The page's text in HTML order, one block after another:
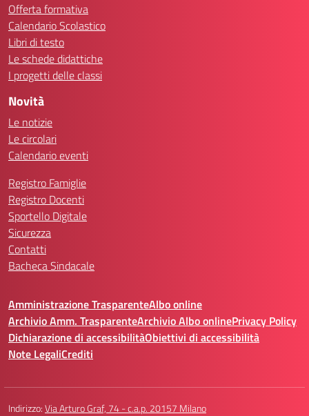
Offerta formativa
Calendario Scolastico
Libri di testo
Le schede didattiche
I progetti delle classi
Novità
Le notizie
Le circolari
Calendario eventi
Registro Famiglie
Registro Docenti
Sportello Digitale
Sicurezza
Contatti
Bacheca Sindacale
Amministrazione TrasparenteAlbo online
Archivio Amm. TrasparenteArchivio Albo onlinePrivacy Policy
Dichiarazione di accessibilitàObiettivi di accessibilità
Note LegaliCrediti
Indirizzo:Via Arturo Graf, 74 - c.a.p. 20157 Milano